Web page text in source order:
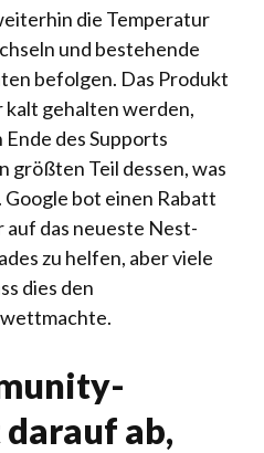
die Temperatur
und bestehende
befolgen. Das Produkt
kalt gehalten werden,
des Supports
größten Teil dessen, was
bot einen Rabatt
auf das neueste Nest-
zu helfen, aber viele
dies den
ab,